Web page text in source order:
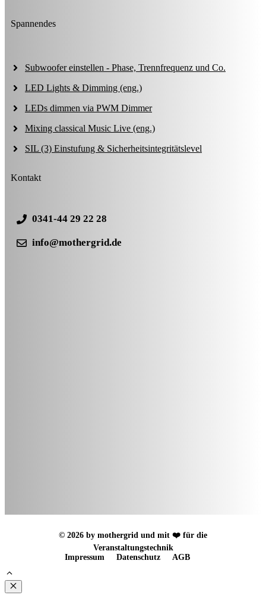
Spannendes
Subwoofer einstellen - Phase, Trennfrequenz und Co.
LED Lights & Dimming (eng.)
LEDs dimmen via PWM Dimmer
Mixing classical Music Live (eng.)
SIL (3) Einstufung & Sicherheitsintegritätslevel
Kontakt
0341-44 29 22 28
info@mothergrid.de
© 2026 by mothergrid und mit ❤️ für die
Veranstaltungstechnik
Impressum
Datenschutz AGB